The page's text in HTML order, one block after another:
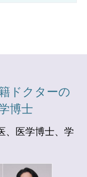
ドクターの
博士
、医学博士、学